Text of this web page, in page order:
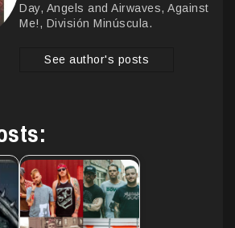
Day, Angels and Airwaves, Against
Me!, División Minúscula.
See author's posts